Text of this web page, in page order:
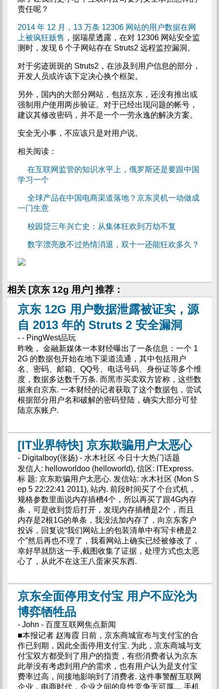
责任呢？
2014 年 12 月，13 万条 12306 网站的用户数据在网
上被疯狂贩售 ，据瑞星透露，在对 12306 网站安全监
测时，发现 6 个子网站存在 Struts2 远程监控漏洞。
对于劣迹斑斑的 Struts2，在涉及到用户信息的部分，
开发人员或许该下定决心换个框架。
另外，国内的大部分网站，包括京东，还没有推出或
强制用户使用两步验证。对于已经出现问题的帐号，
建议其修改密码，并不是一个一劳永逸的解决方案。
安全无小事，不应该只是对用户说。
相关阅读：
在互联网监管的知识水平上，俄罗斯还是要跟中国
学习一个
全球产品在中国电商渠道落地？京东灵机一动做成
一门生意
校园贷三年兴亡史：从集体狂欢到万劫不复
数字漂亮敌不过热情消退，双十一还能狂欢多久？
相关 [京东 12g 用户] 推荐：
京东 12G 用户数据泄露被证实，源
自 2013 年的 Struts 2 安全漏洞
- - PingWest品玩
昨晚， 金融新媒体一本财经曝出了一条信息：一个 1
2G 的数据包开始在地下渠道流通，其中包括用户
名、密码、邮箱、QQ号、电话号码、身份证等多个维
度，数据多达数千万条. 而黑市买卖双方皆称，这些数
据来自京东. 一本财经的记者获取了这个数据包，尝试
根据部分用户名和破解的密码登陆，确实大部分可登
陆京东账户.
[IT业界特快] 京东欺骗用户太恶心
- Digitalboy(张扬) - 水木社区 今日十大热门话题
发信人: helloworldoo (helloworld), 信区: ITExpress.
标 题: 京东欺骗用户太恶心. 发信站: 水木社区 (Mon S
ep 5 22:22:41 2011), 站内. 前段时间买了个台式机，
规格参数里面说内存插槽4个，所以再买了跟4G内存
条，可是收到货后打开，发现内存插槽是2个，而且
内存是2根1G的单条，我没法加内存了，向京东客户
投诉，回复说“我们网站上的包装清单中有写卡槽是2
个”然后再也不理了，我看网站上确实已经被修改了，
幸好早就防这一手,截图收集了证据，处理方式也太恶
心了，从此不在这王八蛋家买东西.
京东全面停用支付宝 用户不应沦为
博弈牺牲品
- John - 百度互联网焦点新闻
■本报记者 赵海霞 日前，京东商城宣布与支付宝的合
作已到期，因此全面停用支付宝. 为此，京东商城与支
付宝双方都受到了用户的指责，有些消费者认为京东
此举没有考虑到用户的需求，也有用户认为是支付宝
费率过高，间接地影响到了消费者. 这件事警醒互联网
企业，电商时代，企业之间的良性竞争无可厚.... 手机